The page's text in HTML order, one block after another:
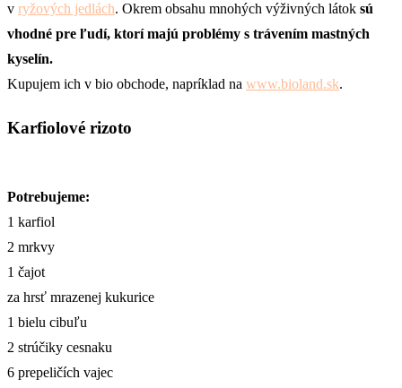
v ryžových jedlách. Okrem obsahu mnohých výživných látok sú
vhodné pre ľudí, ktorí majú problémy s trávením mastných
kyselín.
Kupujem ich v bio obchode, napríklad na www.bioland.sk.
Karfiolové rizoto
Potrebujeme:
1 karfiol
2 mrkvy
1 čajot
za hrsť mrazenej kukurice
1 bielu cibuľu
2 strúčiky cesnaku
6 prepeličích vajec